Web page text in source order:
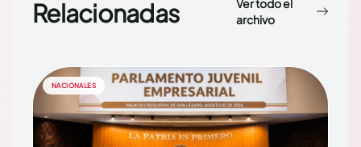
Relacionadas
archivo
NACIONALES